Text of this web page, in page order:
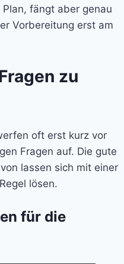
fängt aber genau
Vorbereitung erst am
zu
oft erst kurz vor
Fragen auf. Die gute
lassen sich mit einer
lösen.
für die